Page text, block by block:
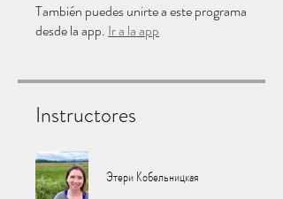
También puedes unirte a este programa
desde la app. Ir a la app
Instructores
Этери Кобельницкая